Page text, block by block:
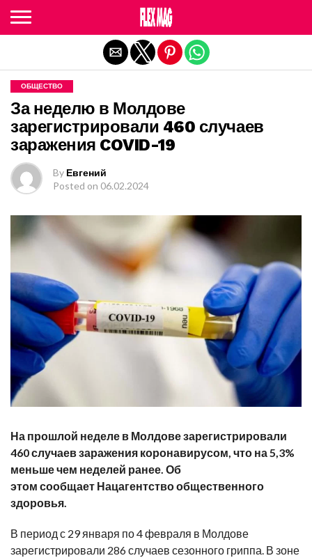
ОБЩЕСТВО
За неделю в Молдове
зарегистрировали 460 случаев
заражения COVID-19
By Евгений
Posted on 06.02.2024
На прошлой неделе в Молдове зарегистрировали
460 случаев заражения коронавирусом, что на 5,3%
меньше чем неделей ранее. Об
этом сообщает Нацагентство общественного
здоровья.
В период с 29 января по 4 февраля в Молдове
зарегистрировали 286 случаев сезонного гриппа. В зоне
Exit mobile version